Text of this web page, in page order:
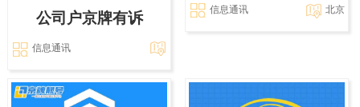
公司户京牌有诉
信息通讯
信息通讯 北京